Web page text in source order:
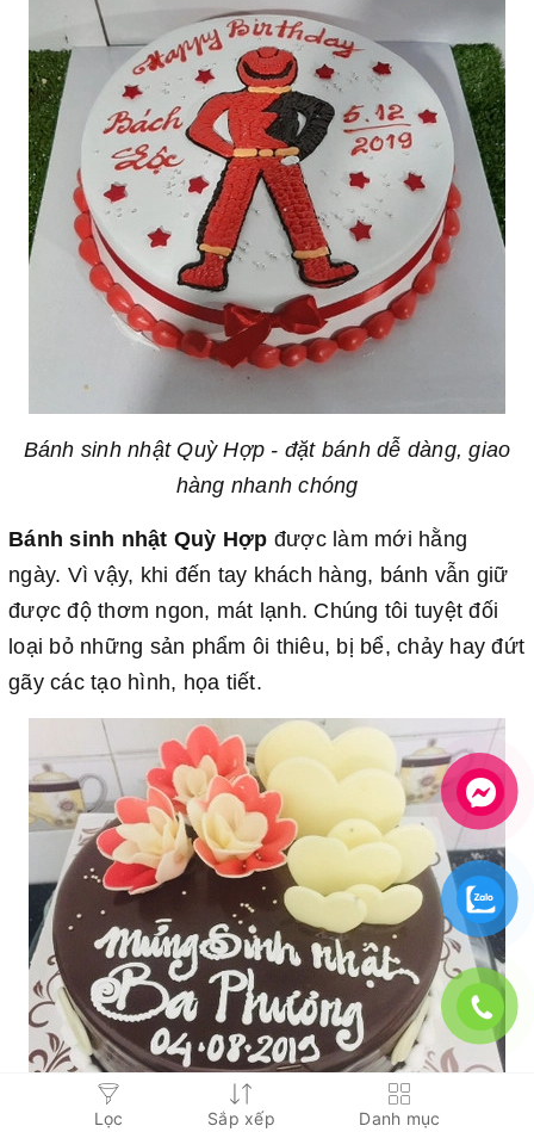
Bánh sinh nhật Quỳ Hợp - đặt bánh dễ dàng, giao
hàng nhanh chóng
Bánh sinh nhật Quỳ Hợp được làm mới hằng
ngày. Vì vậy, khi đến tay khách hàng, bánh vẫn giữ
được độ thơm ngon, mát lạnh. Chúng tôi tuyệt đối
loại bỏ những sản phẩm ôi thiêu, bị bể, chảy hay đứt
gãy các tạo hình, họa tiết.
Lọc Sắp xếp Danh mục